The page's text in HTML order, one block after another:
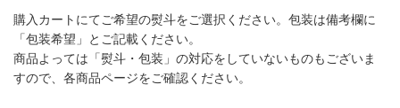
購入カートにてご希望の熨斗をご選択ください。包装は備考欄に
「包装希望」とご記載ください。
商品よっては「熨斗・包装」の対応をしていないものもございま
すので、各商品ページをご確認ください。